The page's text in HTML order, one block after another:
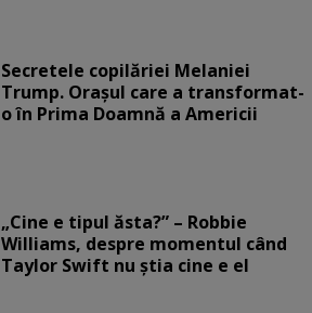
Secretele copilăriei Melaniei
Trump. Orașul care a transformat-
o în Prima Doamnă a Americii
„Cine e tipul ăsta?” – Robbie
Williams, despre momentul când
Taylor Swift nu știa cine e el